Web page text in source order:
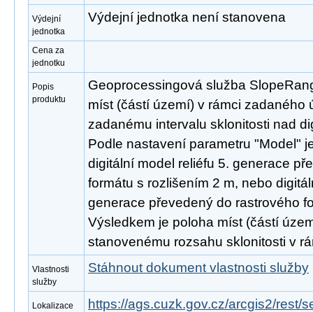
Výdejní
jednotka
Výdejní jednotka není stanovena
Cena za
jednotku
Popis
produktu
Geoprocessingová služba
míst (částí území) v rámci zadaného
zadanému intervalu sklonitosti nad
Podle nastavení parametru "Model"
digitální model reliéfu 5. generace
formátu s rozlišením 2 m, nebo
generace převedený do rastrového
Výsledkem je poloha míst (částí
stanovenému rozsahu sklonitosti v
Vlastnosti
služby
Stáhnout dokument vlastnosti služby
Lokalizace
https://ags.cuzk.gov.cz/arcgis2/rest/